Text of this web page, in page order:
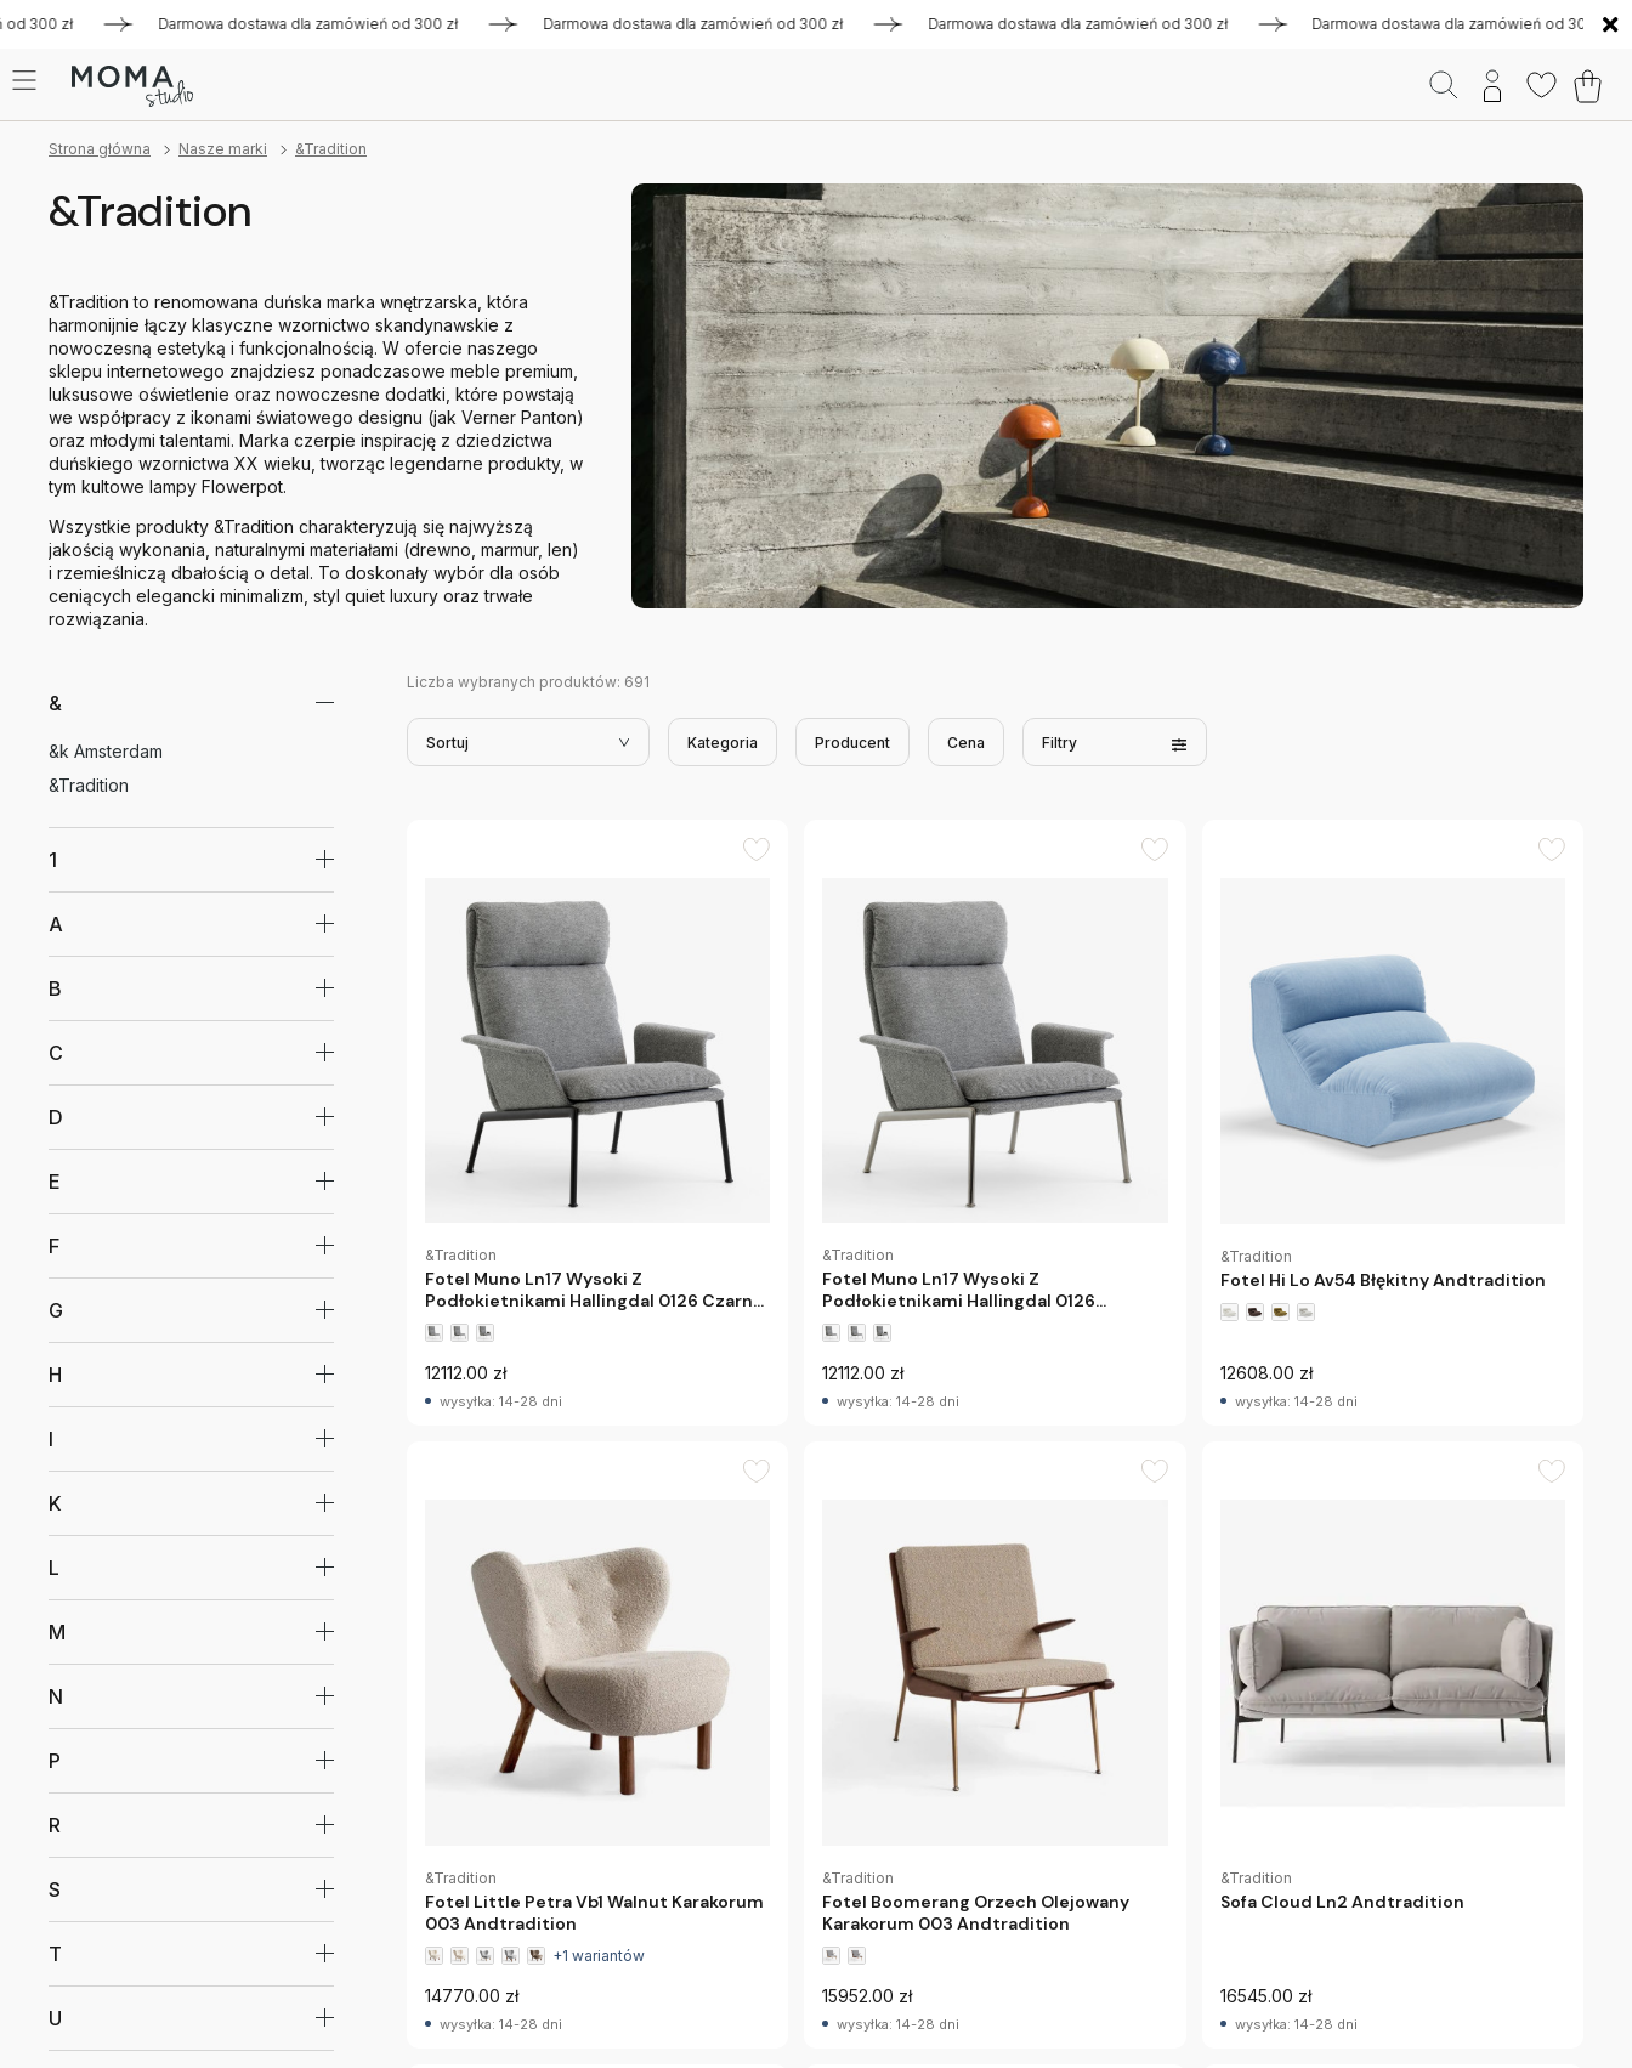
zł Darmowa dostawa dla zamówień od 300 zł Darmowa dostawa dla zamówień od 300 zł Darmowa dostawa dla zamówień od 300 zł Darmowa dostawa dla zamówień od 300 zł
Strona główna Nasze marki &Tradition
&Tradition
&Tradition to renomowana duńska marka wnętrzarska, która
harmonijnie łączy klasyczne wzornictwo skandynawskie z
nowoczesną estetyką i funkcjonalnością. W ofercie naszego
sklepu internetowego znajdziesz ponadczasowe meble premium,
luksusowe oświetlenie oraz nowoczesne dodatki, które powstają
we współpracy z ikonami światowego designu (jak Verner Panton)
oraz młodymi talentami. Marka czerpie inspirację z dziedzictwa
duńskiego wzornictwa XX wieku, tworząc legendarne produkty, w
tym kultowe lampy Flowerpot.
Wszystkie produkty &Tradition charakteryzują się najwyższą
jakością wykonania, naturalnymi materiałami (drewno, marmur, len)
i rzemieślniczą dbałością o detal. To doskonały wybór dla osób
ceniących elegancki minimalizm, styl quiet luxury oraz trwałe
rozwiązania.
&
&k Amsterdam
&Tradition
1
A
B
C
D
E
F
G
H
I
K
L
M
N
P
R
S
T
U
Liczba wybranych produktów: 691
Sortuj Kategoria Producent Cena Filtry
&Tradition
Fotel Muno Ln17 Wysoki Z
Podłokietnikami Hallingdal 0126 Czarne
Nogi Andtradition
12112.00 zł
wysyłka: 14-28 dni
&Tradition
Fotel Muno Ln17 Wysoki Z
Podłokietnikami Hallingdal 0126
Chromowane Nogi Andtradition
12112.00 zł
wysyłka: 14-28 dni
&Tradition
Fotel Hi Lo Av54 Błękitny Andtradition
12608.00 zł
wysyłka: 14-28 dni
&Tradition
Fotel Little Petra Vb1 Walnut Karakorum
003 Andtradition
+1 wariantów
14770.00 zł
wysyłka: 14-28 dni
&Tradition
Fotel Boomerang Orzech Olejowany
Karakorum 003 Andtradition
15952.00 zł
wysyłka: 14-28 dni
&Tradition
Sofa Cloud Ln2 Andtradition
16545.00 zł
wysyłka: 14-28 dni